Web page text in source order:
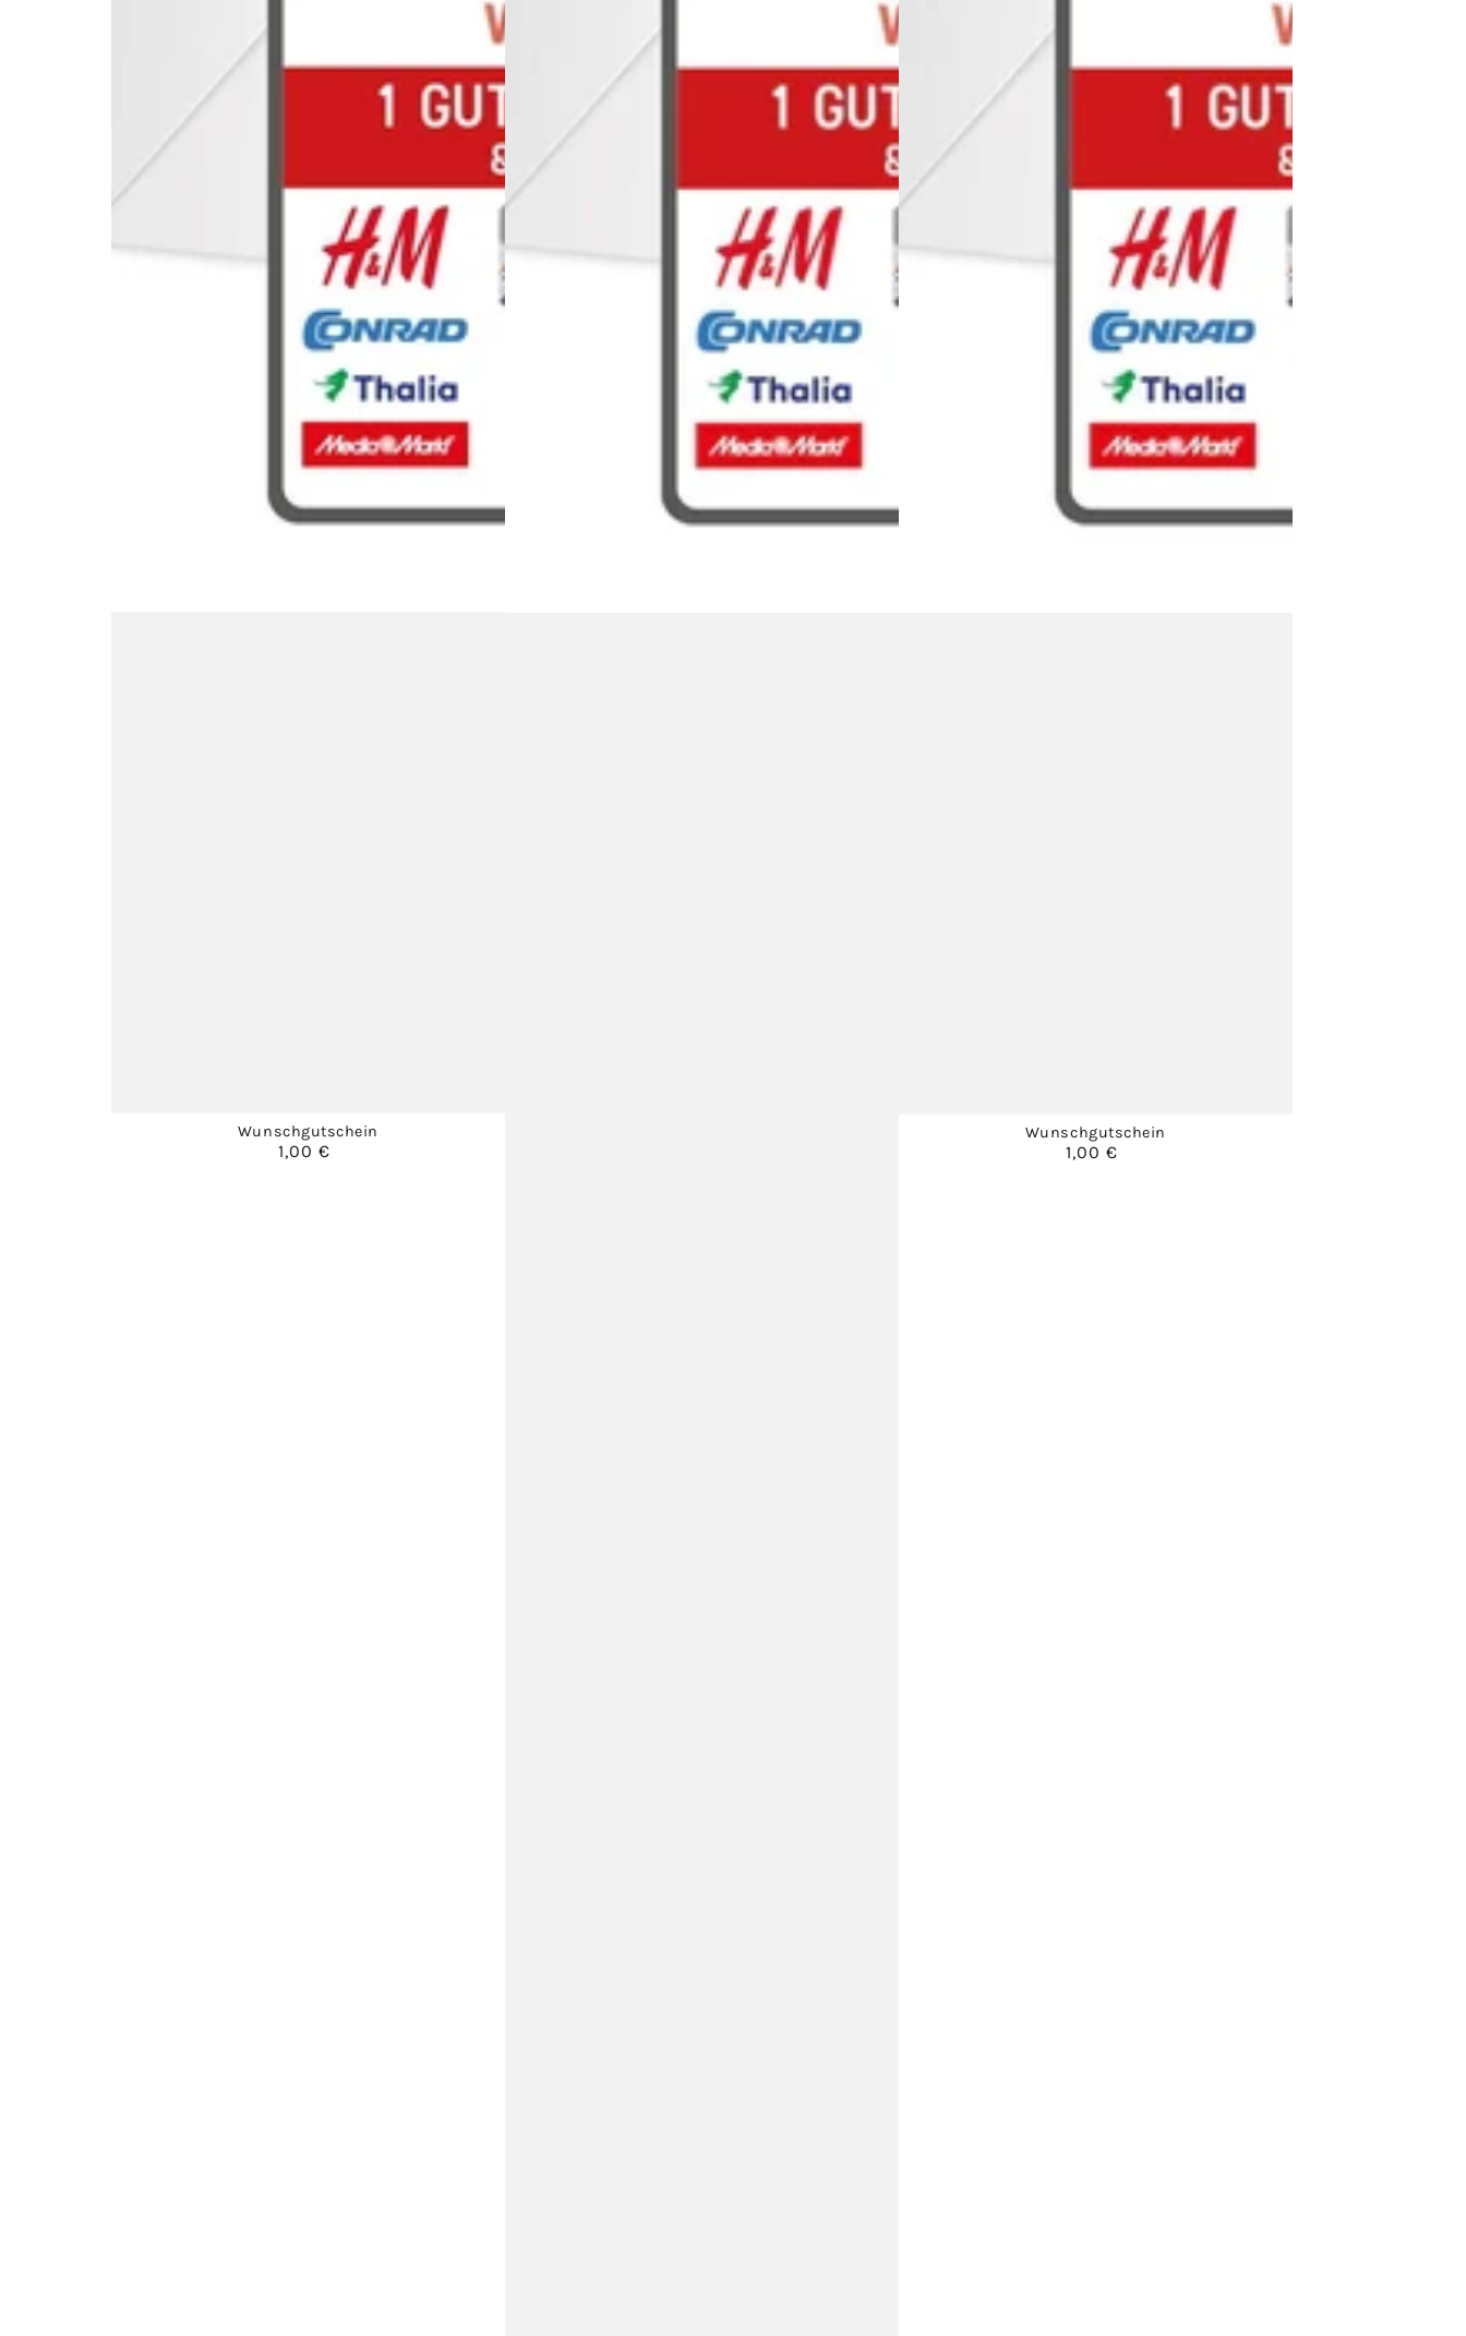
Wunschgutschein
Regulärer
1,00 €
Wunschgutschein
Regulärer
1,00 €